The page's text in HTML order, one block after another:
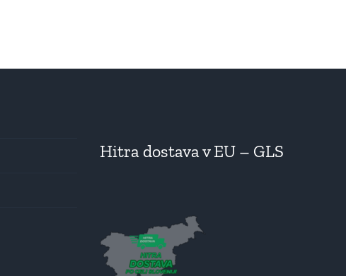
Hitra dostava v EU – GLS